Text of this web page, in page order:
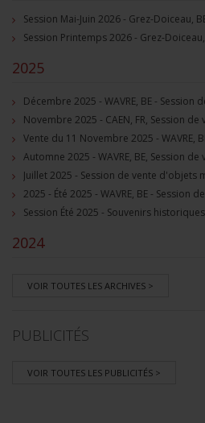
2025
Vente du 11 Novembre 2025 - WAVRE,
Session Été 2025 - Souvenirs
2024
VOIR TOUTES LES ARCHIVES >
PUBLICITÉS
VOIR TOUTES LES PUBLICITÉS >